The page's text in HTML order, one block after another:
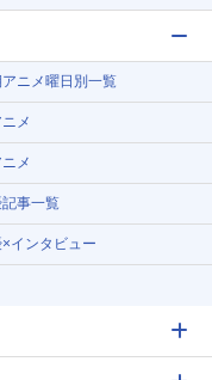
ニメ曜日別一覧
メ
メ
事一覧
インタビュー